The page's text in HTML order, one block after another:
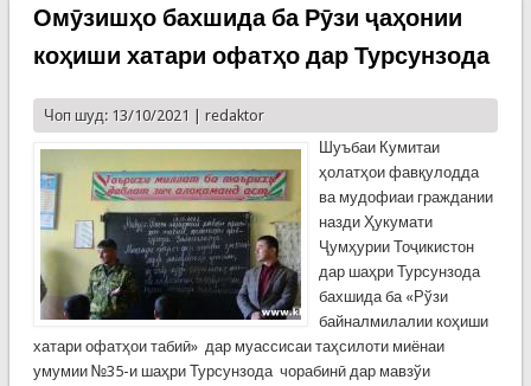
Омӯзишҳо бахшида ба Рӯзи ҷаҳонии
коҳиши хатари офатҳо дар Турсунзода
Чоп шуд: 13/10/2021 | redaktor
Шуъбаи Кумитаи
ҳолатҳои фавқулодда
ва мудофиаи граждании
назди Ҳукумати
Ҷумҳурии Тоҷикистон
дар шаҳри Турсунзода
бахшида ба «Рўзи
байналмилалии коҳиши
хатари офатҳои табиӣ» дар муассисаи таҳсилоти миёнаи
умумии №35-и шаҳри Турсунзода чорабинӣ дар мавзўи